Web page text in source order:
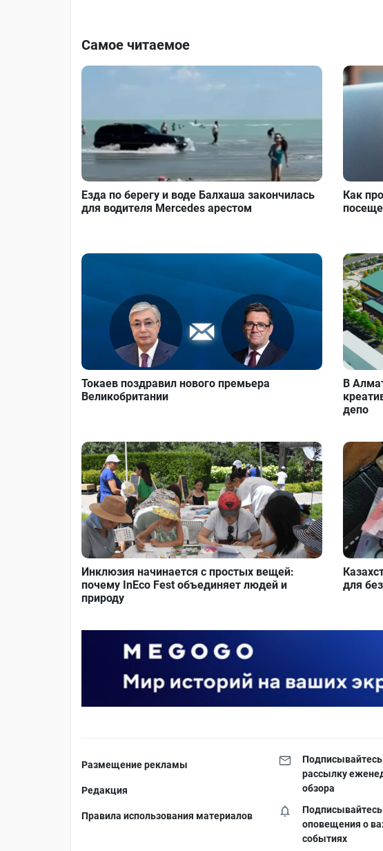
Самое читаемое
Езда по берегу и воде Балхаша закончилась
для водителя Mercedes арестом
Как
Токаев поздравил нового премьера
Великобритании
В
депо
Инклюзия начинается с простых вещей:
почему InEco Fest объединяет людей и
природу
для
Размещение рекламы
Редакция
Правила использования материалов
рассылку
обзора
Подписывайтесь
оповещения о
событиях